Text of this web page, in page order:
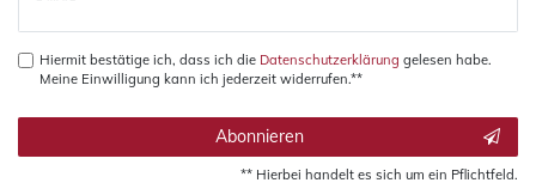
Hiermit bestätige ich, dass ich die Daten­schutz­erklärung gelesen habe.
Meine Einwilligung kann ich jederzeit widerrufen.**
Abonnieren
** Hierbei handelt es sich um ein Pflichtfeld.